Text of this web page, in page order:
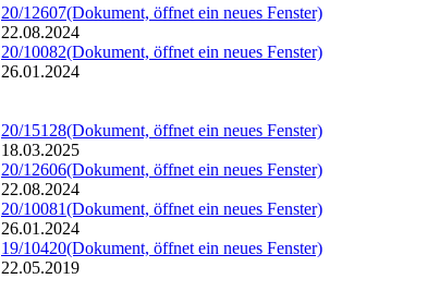
20/12607(Dokument, öffnet ein neues Fenster)
22.08.2024
20/10082(Dokument, öffnet ein neues Fenster)
26.01.2024
20/15128(Dokument, öffnet ein neues Fenster)
18.03.2025
20/12606(Dokument, öffnet ein neues Fenster)
22.08.2024
20/10081(Dokument, öffnet ein neues Fenster)
26.01.2024
19/10420(Dokument, öffnet ein neues Fenster)
22.05.2019